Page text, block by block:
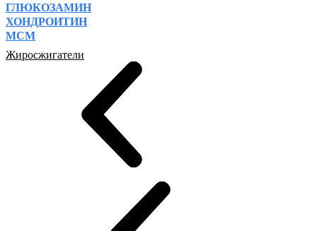
ГЛЮКОЗАМИН
ХОНДРОИТИН
МСМ
Жиросжигатели